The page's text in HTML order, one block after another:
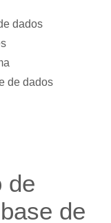
dados
de dados
de
de